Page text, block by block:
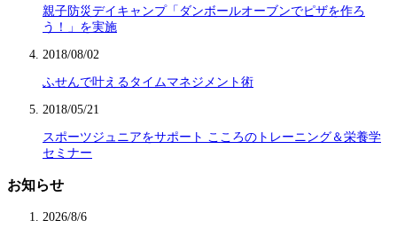
親子防災デイキャンプ「ダンボールオーブンでピザを作ろ
う！」を実施
2018/08/02
ふせんで叶えるタイムマネジメント術
2018/05/21
スポーツジュニアをサポート こころのトレーニング＆栄養学
セミナー
お知らせ
2026/8/6